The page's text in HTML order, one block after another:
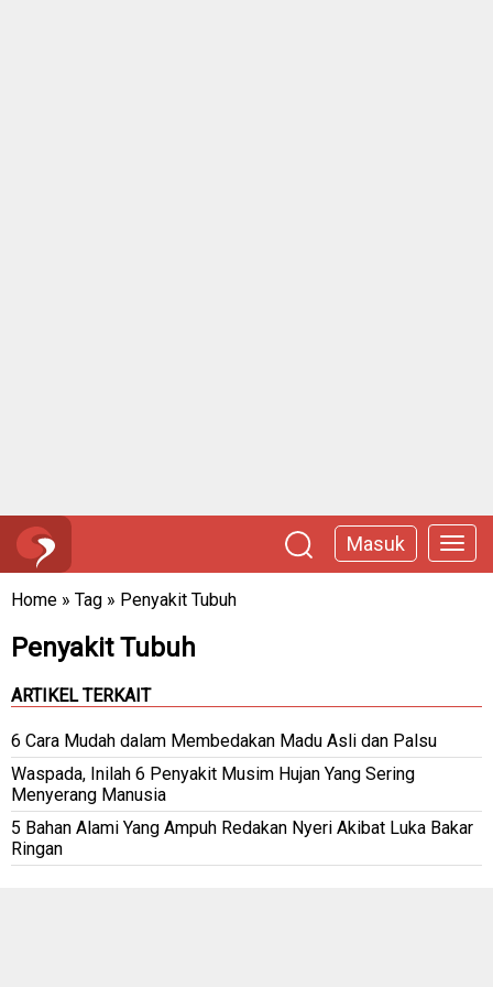
Masuk
Home » Tag » Penyakit Tubuh
Penyakit Tubuh
ARTIKEL TERKAIT
6 Cara Mudah dalam Membedakan Madu Asli dan Palsu
Waspada, Inilah 6 Penyakit Musim Hujan Yang Sering
Menyerang Manusia
5 Bahan Alami Yang Ampuh Redakan Nyeri Akibat Luka Bakar
Ringan